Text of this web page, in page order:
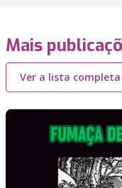
Mais
Ver a lista completa